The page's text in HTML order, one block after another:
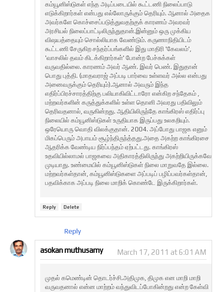
கம்யூனிஸ்டுகள் எந்த அடிப்படையில் கூட்டணி நிலைப்பாடு
எடுக்கிறார்கள் என்பது எல்லோருக்கும் தெரியும். ஆனால் அதைக
அவர்களே கொச்சைப்படுத்துவதற்குக் காரணம் அவரவர்
அரசியல் நிலைப்பாட்டிலிருந்துதான்.இன்னும் ஒரு முக்கிய
விஷயத்தையும் சொல்லியாக வேண்டும். கருணாநிதியிடம்
கூட்டணி சேருகிற சந்தர்ப்பங்களில் இது மாதிரி 'கேவலம்',
'வாசலில் தவம் கிடக்கிறார்கள்' போன்ற பேச்சுக்கள்
வருவதில்லை. காரணம் அவர் ஆண். இவர் பெண். இதுதான்
பொது புத்தி. (மாதவராஜ் அப்படி பார்வை உள்ளவர் அல்ல என்பது
அனைவருக்கும் தெரியும்).ஆனால் அவரும் இந்த
எதிர்ப்பிரச்சாரத்திற்கு பலியாகிவிட்டாரோ என்கிற சந்தேகம் ,
மற்றவர்களின் கருத்துக்களில் உள்ள தொனி அவரது பதிவிலும்
தெரிவதனால், வருகின்றது. ஆதியிலிருந்தே காங்கிரஸ் எதிர்ப்பு
நிலையில் கம்யூனிஸ்டுகள் உருதியாக இருப்பது உலகறியும்.
ஒரேயொரு வொதி விலக்குதான். 2004. அப்போது பாஜக எனும்
மிகப்பெரும் அபாயம் சூழ்ந்திருந்த்தது.அதை அகற்ற காங்கிரசை
ஆதரிக்க வேண்டிய நிர்ப்பந்தம் ஏற்பட்டது. காங்கிரஸ்
உதவியில்லாமல் பாஜகவை அதிகாரத்திலிருந்து அகற்றியிருக்கவே
முடியாது. உண்மையில் கம்யூனிஸ்டுகள் நிலை மாறுவதே இல்லை.
மற்றவர்கள்தான், கம்யூனிஸ்டுகளை அப்படிப் பழிப்பவர்கள்தான்,
பதவிக்காக அப்படி நிலை மாறிக் கொண்டே இருக்கிறார்கள்.
Reply Delete
Reply
asokan muthusamy March 17, 2011 at 6:01 AM
முதல் கமெண்டின் தொடர்ச்சி.அதிமுக, திமுக என மாறி மாறி
வருவதனால் என்ன மாற்றம் வந்துவிடப்போகின்றது என்ற கேள்வி